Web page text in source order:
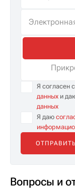
Я согласен с
данных и
данных
Я даю
Вопросы и